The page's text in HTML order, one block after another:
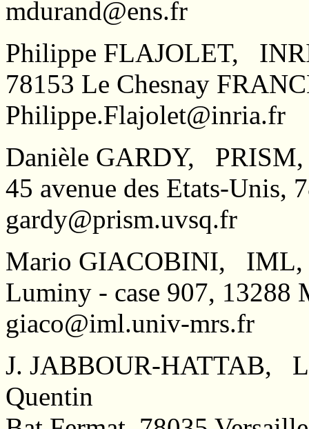
mdurand@ens.fr
Philippe FLAJOLET,
78153 Le Chesnay
Philippe.Flajolet@inria.fr
Danièle GARDY, PRISM,
45 avenue des Etats-Unis,
gardy@prism.uvsq.fr
Mario GIACOBINI, IML,
Luminy - case 907, 13288
giaco@iml.univ-mrs.fr
J. JABBOUR-HATTAB,
Quentin